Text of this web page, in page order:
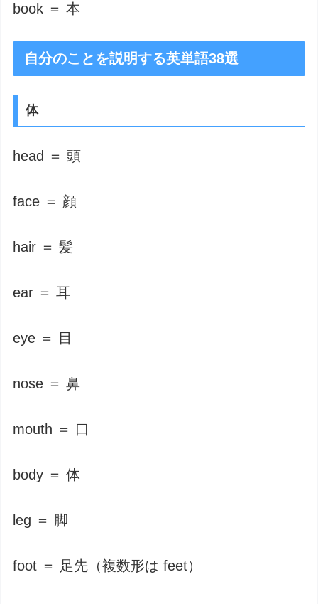
book ＝ 本
自分のことを説明する英単語38選
体
head ＝ 頭
face ＝ 顔
hair ＝ 髪
ear ＝ 耳
eye ＝ 目
nose ＝ 鼻
mouth ＝ 口
body ＝ 体
leg ＝ 脚
foot ＝ 足先（複数形は feet）